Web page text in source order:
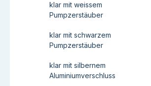
klar mit weissem
Pumpzerstäuber
klar mit schwarzem
Pumpzerstäuber
klar mit silbernem
Aluminiumverschluss